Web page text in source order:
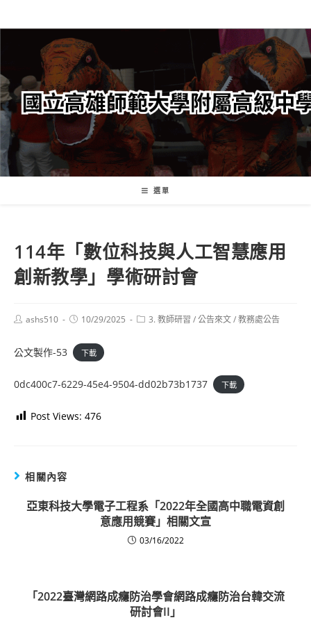
轉
要
內
容
選單
114年「數位科技與人工智慧應用
創新教學」學術研討會
Postashs510
Post10/29/2025
Post3. 教師研習 /公告來文/教務處公告
公文製作-53 下載
0dc400c7-6229-45e4-9504-dd02b73b1737 下載
Post Views: 476
相關內容
亞東科技大學電子工程系「2022年全國高中職電資創
意應用競賽」相關文宣
03/16/2022
「2022臺灣網路成癮防治學會網路成癮防治台韓交流
研討會II」